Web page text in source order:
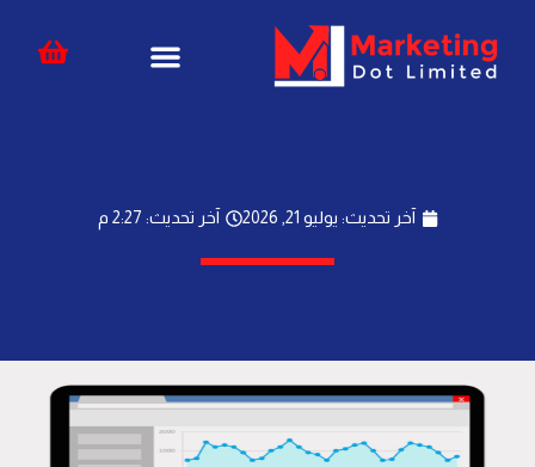
المحتوى
آخر تحديث: يوليو 21, 2026 آخر تحديث: 2:27 م